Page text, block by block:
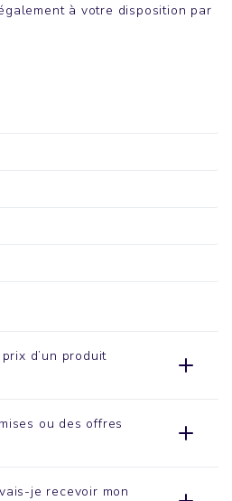
à votre disposition par
d’un produit
ou des offres
je recevoir mon